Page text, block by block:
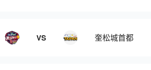
VS 奎松城首都